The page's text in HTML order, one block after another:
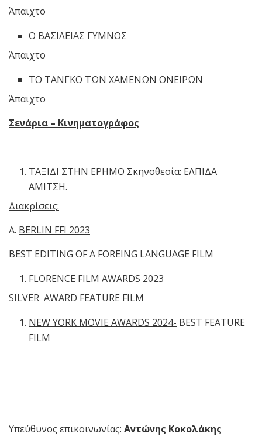
Άπαιχτο
Ο ΒΑΣΙΛΕΙΑΣ ΓΥΜΝΟΣ
Άπαιχτο
ΤΟ ΤΑΝΓΚΟ ΤΩΝ ΧΑΜΕΝΩΝ ΟΝΕΙΡΩΝ
Άπαιχτο
Σενάρια – Κινηματογράφος
ΤΑΞΙΔΙ ΣΤΗΝ ΕΡΗΜΟ Σκηνοθεσία: ΕΛΠΙΔΑ
ΑΜΙΤΣΗ.
Διακρίσεις:
Α. BERLIN FFI 2023
BEST EDITING OF A FOREING LANGUAGE FILM
FLORENCE FILM AWARDS 2023
SILVER AWARD FEATURE FILM
NEW YORK MOVIE AWARDS 2024- BEST FEATURE
FILM
Υπεύθυνος επικοινωνίας: Αντώνης Κοκολάκης